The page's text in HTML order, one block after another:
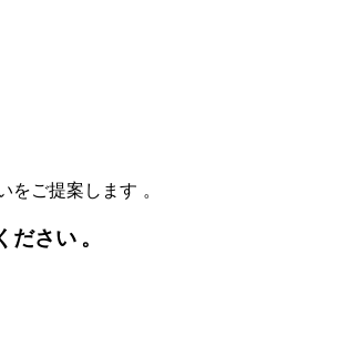
をご提案します 。
ださい 。